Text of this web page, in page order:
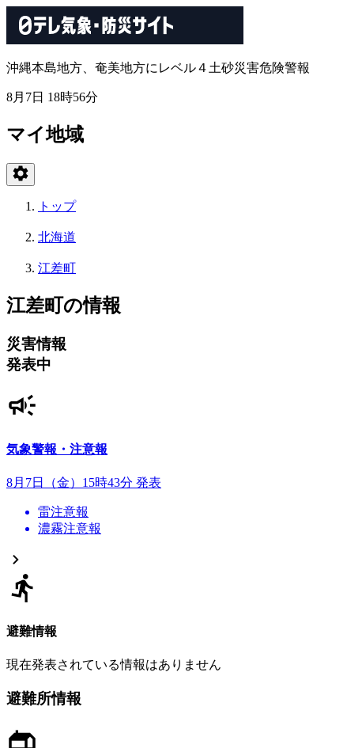
沖縄本島地方、奄美地方にレベル４土砂災害危険警報
8月7日 18時56分
マイ地域
トップ
北海道
江差町
江差町の情報
災害情報
発表中
気象警報・注意報
8月7日（金）15時43分 発表
雷注意報
濃霧注意報
避難情報
現在発表されている情報はありません
避難所情報